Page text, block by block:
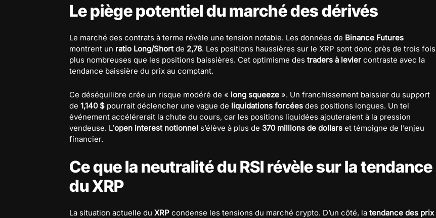
Le piège potentiel du marché des dérivés
Le marché des contrats à terme révèle une tension notable. Les données de Binance Futures
montrent un ratio Long/Short de 2,78. Les positions haussières sur le XRP sont donc près de trois fois
plus nombreuses que les positions baissières. Cet optimisme des traders à levier contraste avec la
tendance baissière du prix au comptant.
Ce déséquilibre crée un risque modéré de « long squeeze ». Un franchissement baissier du support
de 1,140 $ pourrait déclencher une vague de liquidations forcées des positions longues. Un tel
événement accélérerait la chute du cours, car les positions liquidées ajouteraient à la pression
vendeuse. L’open interest notionnel s’élève à plus de 370 millions de dollars et témoigne de l’enjeu
financier.
Ce que la neutralité du RSI révèle sur la tendance
du XRP
La situation actuelle du XRP condense les tensions du marché crypto. D’un côté, la tendance des prix